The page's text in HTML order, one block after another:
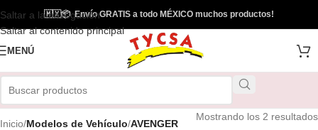
Saltar a la navegación
Saltar al contenido principal
🇲🇽📦Envío GRATIS a todo MÉXICO muchos productos!
MENÚ
Inicio/Modelos de Vehículo/AVENGER
Mostrando los 2 resultados